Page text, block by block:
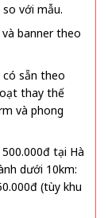
với mẫu.
banner theo
sẵn theo
thay thế
và phong
tại Hà
dưới 10km:
(tùy khu